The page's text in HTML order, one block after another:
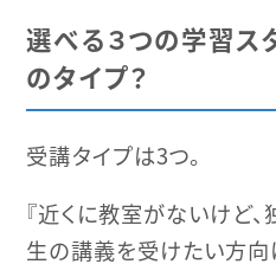
選べる３つの学習ス
のタイプ？
受講タイプは3つ。
『近くに教室がないけど
生の講義を受けたい方向